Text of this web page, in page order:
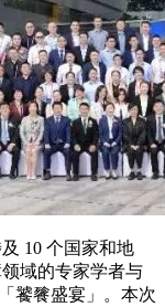
10 个国家和地
域的专家学者与
饕餮盛宴」。本次